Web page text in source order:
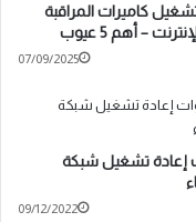
كاميرات المراقبة
– أهم 5 عيوب
07/09/2025
إعادة تشغيل شبكة
09/12/2022